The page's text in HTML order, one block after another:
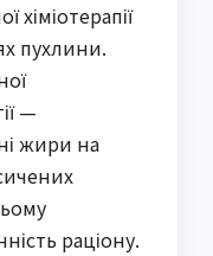
хіміотерапії
пухлини.
—
жири на
раціону.